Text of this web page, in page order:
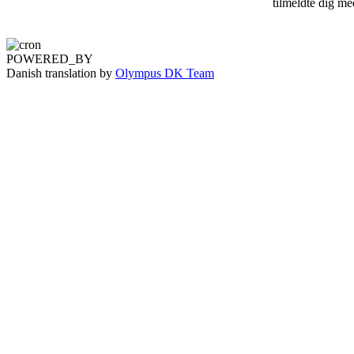
tilmeldte dig
POWERED_BY
Danish translation by Olympus DK Team